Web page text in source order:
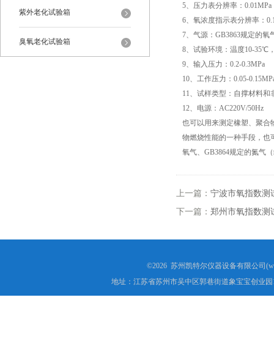
紫外老化试验箱
臭氧老化试验箱
5、压力表分辨率：0.01MPa
6、氧浓度指示表分辨率：
7、气源：GB3863规定的氧
8、试验环境：温度10-35℃
9、输入压力：0.2-0.3MPa
10、工作压力：0.05-
11、试样类型：自撑材料和
12、电源：AC220V/50Hz
也可以用来测定橡塑、聚合
物燃烧性能的一种手段，也
氧气、GB3864规定的氮气
上一篇： 宁波市氧指数测
下一篇： 郑州市氧指数测
©2026 苏州凯特尔仪器设备有限公司
地址：江苏省苏州市吴中区郭巷街道象宝宝创业